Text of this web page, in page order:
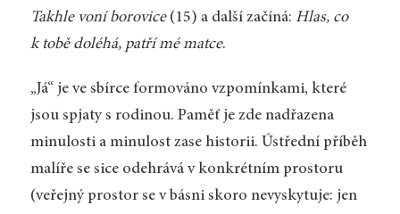
Takhle voní borovice (15) a další začíná: Hlas, co
k tobě doléhá, patří mé matce.
„Já“ je ve sbírce formováno vzpomínkami, které
jsou spjaty s rodinou. Paměť je zde nadřazena
minulosti a minulost zase historii. Ústřední příběh
malíře se sice odehrává v konkrétním prostoru
(veřejný prostor se v básni skoro nevyskytuje: jen